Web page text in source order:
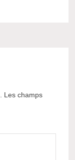
Les champs